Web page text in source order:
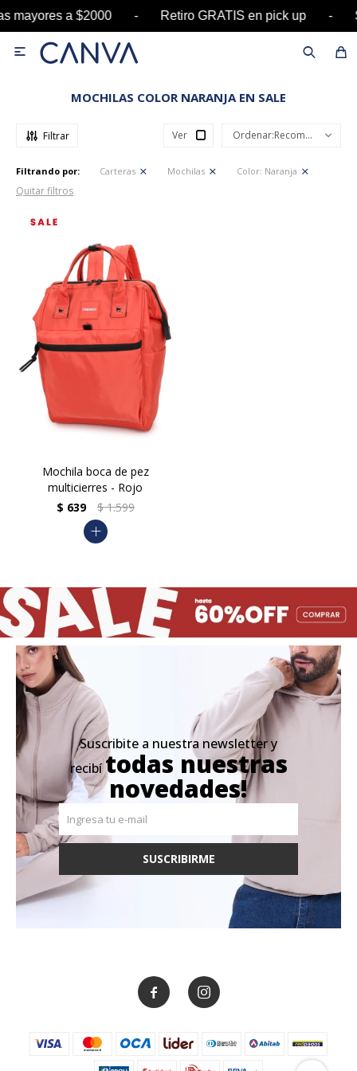
mayores a $2000 - Retiro GRATIS en pick

MOCHILAS COLOR NARANJA EN SALE
Ver Recomendados
Filtrando por: Carteras Mochilas Color: Naranja
Quitar filtros
Mochila boca de pez
multicierres - Rojo
$ 639 $ 1.599
add
Suscribite a nuestra newsletter y
recibítodas nuestras
novedades!
SUSCRIBIRME
 